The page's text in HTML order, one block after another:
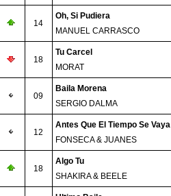
14
Oh, Si Pudiera
MANUEL CARRASCO
18
Tu Carcel
MORAT
09
Baila Morena
SERGIO DALMA
12
Antes Que El Tiempo Se Vaya
FONSECA & JUANES
18
Algo Tu
SHAKIRA & BEELE